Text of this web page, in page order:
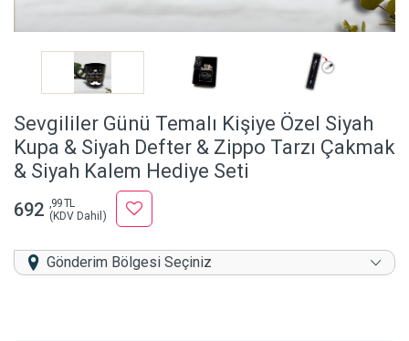
Sevgililer Günü Temalı Kişiye Özel Siyah
Kupa & Siyah Defter & Zippo Tarzı Çakmak
& Siyah Kalem Hediye Seti
692 ,99 TL
(KDV Dahil)
Gönderim Bölgesi Seçiniz